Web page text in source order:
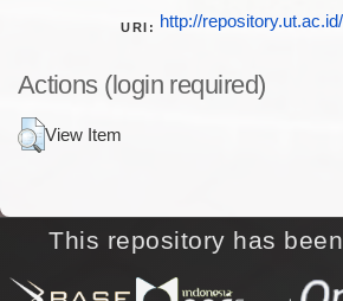
URI: http://
Actions (login required)
View Item
This repository has